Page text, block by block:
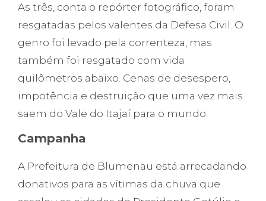
As três, conta o repórter fotográfico, foram
resgatadas pelos valentes da Defesa Civil. O
genro foi levado pela correnteza, mas
também foi resgatado com vida
quilômetros abaixo. Cenas de desespero,
impotência e destruição que uma vez mais
saem do Vale do Itajaí para o mundo.
Campanha
A Prefeitura de Blumenau está arrecadando
donativos para as vítimas da chuva que